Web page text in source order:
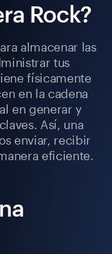
Rock?
almacenar las
tus
físicamente
en la cadena
en generar y
Así, una
enviar, recibir
eficiente.